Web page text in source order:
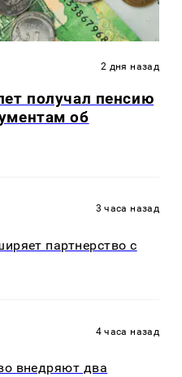
2 дня назад
получал пенсию
об
3 часа назад
партнерство с
4 часа назад
внедряют два